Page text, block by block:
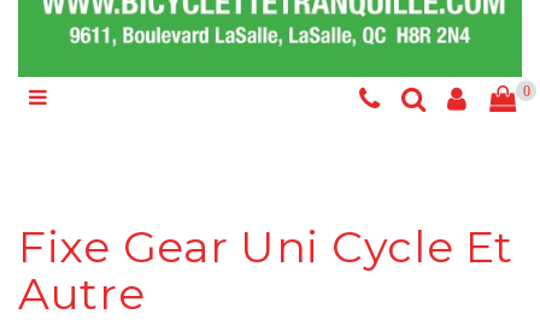
0
Fixe Gear Uni Cycle Et
Autre